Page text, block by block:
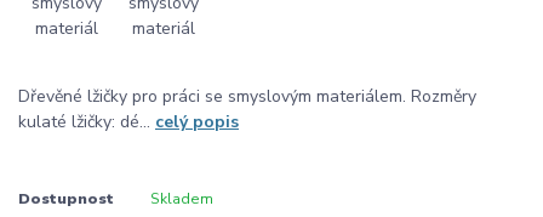
Dřevěné lžičky pro práci se smyslovým materiálem. Rozměry
kulaté lžičky: dé... celý popis
Dostupnost Skladem